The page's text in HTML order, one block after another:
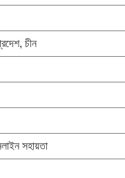
চীন
সহায়তা